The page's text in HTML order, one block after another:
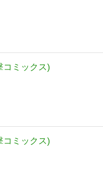
コミックス)
コミックス)